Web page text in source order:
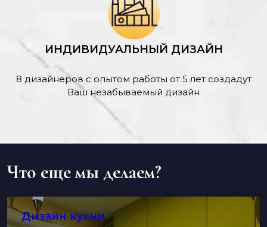
ИНДИВИДУАЛЬНЫЙ ДИЗАЙН
8 дизайнеров с опытом работы от 5 лет создадут
Ваш незабываемый дизайн
Что еще мы делаем?
Дизайн кухни